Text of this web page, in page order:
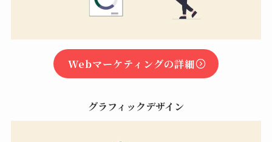
Webマーケティングの詳細
グラフィックデザイン